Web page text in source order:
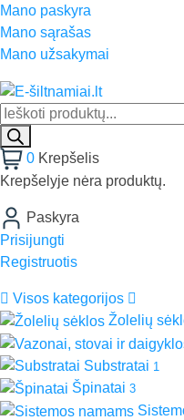
Mano paskyra
Mano sąrašas
Mano užsakymai
0 Krepšelis
Krepšelyje nėra produktų.
Paskyra
Prisijungti
Registruotis
Visos kategorijos
Žolelių
Substratai 1
Špinatai 3